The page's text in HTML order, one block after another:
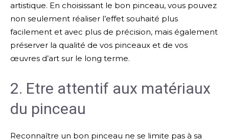
artistique. En choisissant le bon pinceau, vous pouvez
non seulement réaliser l’effet souhaité plus
facilement et avec plus de précision, mais également
préserver la qualité de vos pinceaux et de vos
œuvres d’art sur le long terme.
2. Etre attentif aux matériaux
du pinceau
Reconnaître un bon pinceau ne se limite pas à sa